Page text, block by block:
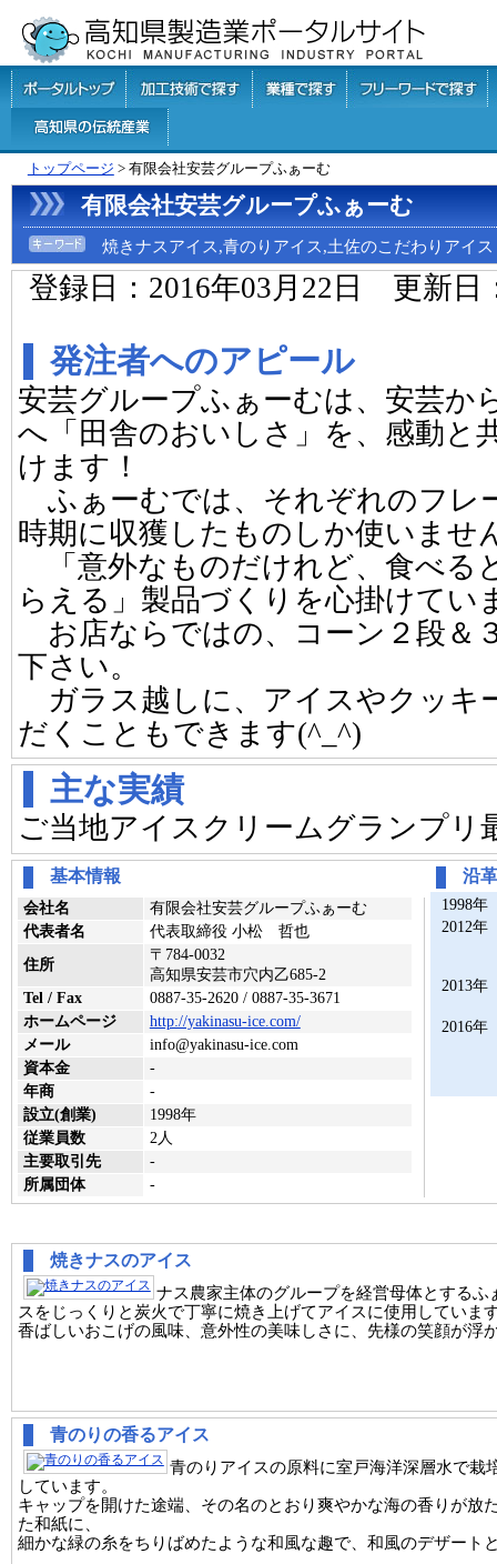
トップページ > 有限会社安芸グループふぁーむ
有限会社安芸グループふぁーむ
焼きナスアイス,青のりアイス,土佐のこだわりアイス
登録日：2016年03月22日 更新
発注者へのアピール
安芸グループふぁーむは、安芸か
へ「田舎のおいしさ」を、感動と
けます！
ふぁーむでは、それぞれのフレ
時期に収獲したものしか使いませ
「意外なものだけれど、食べる
らえる」製品づくりを心掛けてい
お店ならではの、コーン２段＆
下さい。
ガラス越しに、アイスやクッキ
だくこともできます(^_^)
主な実績
ご当地アイスクリームグランプリ
基本情報
会社名
有限会社安芸グループふぁーむ
代表者名
代表取締役 小松 哲也
住所
〒784-0032
高知県安芸市穴内乙685-2
Tel / Fax
0887-35-2620 / 0887-35-3671
ホームページ
http://yakinasu-ice.com/
メール
info@yakinasu-ice.com
資本金
-
年商
-
設立(創業)
1998年
従業員数
2人
主要取引先
-
所属団体
-
沿
1998年
2012年
2013年
2016年
焼きナスのアイス
ナス農家主体のグループを経営母体とする
スをじっくりと炭火で丁寧に焼き上げてアイスに使用していま
香ばしいおこげの風味、意外性の美味しさに、先様の笑顔が浮
青のりの香るアイス
青のりアイスの原料に室戸海洋深層水で栽
しています。
キャップを開けた途端、その名のとおり爽やかな海の香りが放
た和紙に、
細かな緑の糸をちりばめたような和風な趣で、和風のデザート